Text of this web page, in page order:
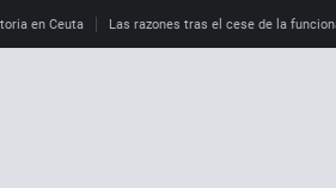
en Ceuta Las razones tras el cese de la